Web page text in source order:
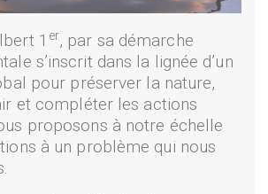
1 er, par sa démarche
s’inscrit dans la lignée d’un
pour préserver la nature,
et compléter les actions
proposons à notre échelle
à un problème qui nous